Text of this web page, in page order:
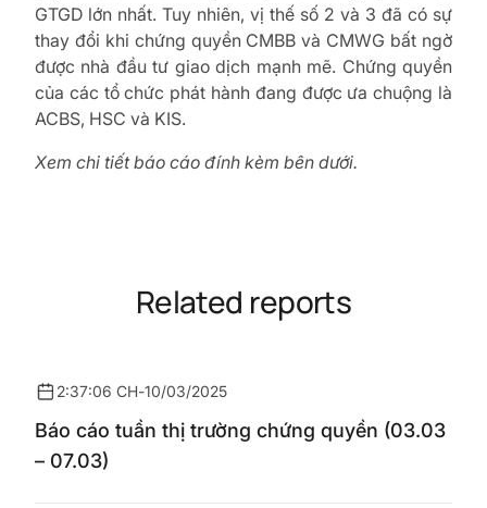
GTGD lớn nhất. Tuy nhiên, vị thế số 2 và 3 đã có sự
thay đổi khi chứng quyền CMBB và CMWG bất ngờ
được nhà đầu tư giao dịch mạnh mẽ. Chứng quyền
của các tổ chức phát hành đang được ưa chuộng là
ACBS, HSC và KIS.
Xem chi tiết báo cáo đính kèm bên dưới.
Related reports
2:37:06 CH-10/03/2025
Báo cáo tuần thị trường chứng quyền (03.03
– 07.03)